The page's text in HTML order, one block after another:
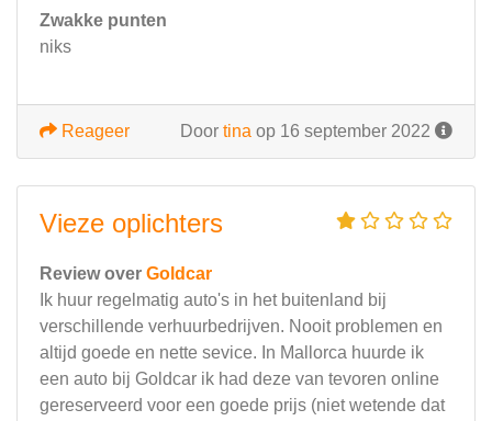
Zwakke punten
niks
Door tina op 16 september 2022
Reageer
Vieze oplichters
Review over Goldcar
Ik huur regelmatig auto's in het buitenland bij
verschillende verhuurbedrijven. Nooit problemen en
altijd goede en nette sevice. In Mallorca huurde ik
een auto bij Goldcar ik had deze van tevoren online
gereserveerd voor een goede prijs (niet wetende dat